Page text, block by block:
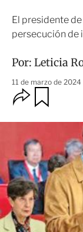
El presidente
persecución de
Por: Leticia
11 de marzo de
O
p
i
o
n
e
s
d
e
c
o
m
r
r